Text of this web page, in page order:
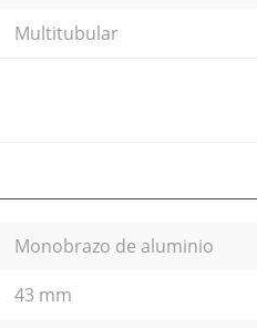
Multitubular
Monobrazo de aluminio
43 mm